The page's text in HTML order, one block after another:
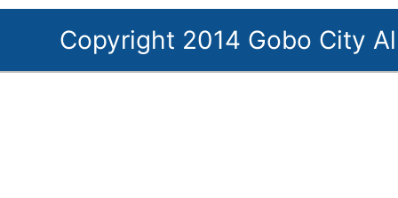
Copyright 2014 Gobo City